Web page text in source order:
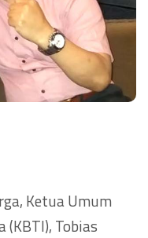
Ketua Umum
(KBTI), Tobias